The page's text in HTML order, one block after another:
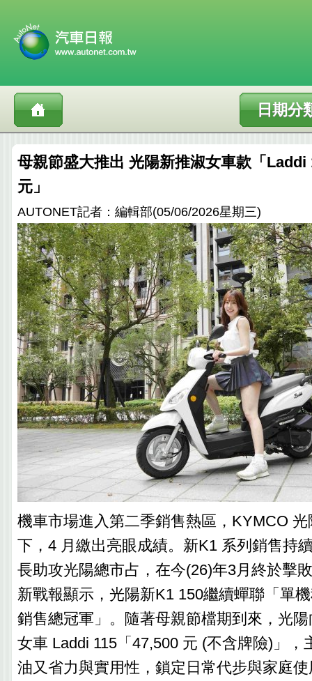
日期分
母親節盛大推出 光陽新推淑女車款「Laddi
元」
AUTONET記者：編輯部(05/06/2026星期三)
機車市場進入第二季銷售熱區，KYMCO
下，4 月繳出亮眼成績。新K1 系列銷售持
長助攻光陽總市占，在今(26)年3月終於擊
新戰報顯示，光陽新K1 150繼續蟬聯「單
銷售總冠軍」。隨著母親節檔期到來，光
女車 Laddi 115「47,500 元 (不含牌險)」，
油又省力與實用性，鎖定日常代步與家庭